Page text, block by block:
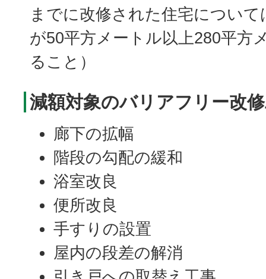
までに改修された住宅につい
が50平方メートル以上280平方
ること）
減額対象のバリアフリー改
廊下の拡幅
階段の勾配の緩和
浴室改良
便所改良
手すりの設置
屋内の段差の解消